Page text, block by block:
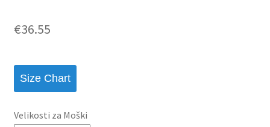
€36.55
Size Chart
Velikosti za Moški